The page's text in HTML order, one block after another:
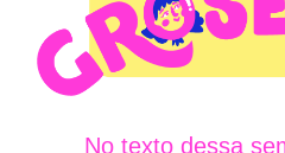
No texto dessa